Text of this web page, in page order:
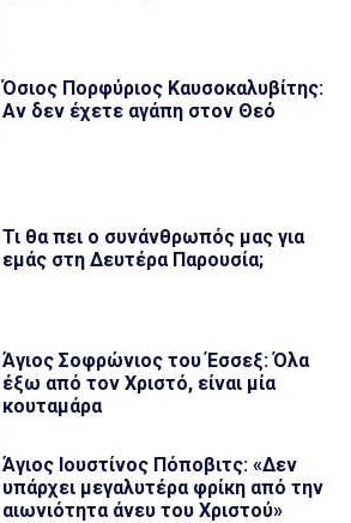
Όσιος Πορφύριος Καυσοκαλυβίτης:
Αν δεν έχετε αγάπη στον Θεό
Τι θα πει ο συνάνθρωπός μας για
εμάς στη Δευτέρα Παρουσία;
Άγιος Σοφρώνιος του Έσσεξ: Όλα
έξω από τον Χριστό, είναι μία
κουταμάρα
Άγιος Ιουστίνος Πόποβιτς: «Δεν
υπάρχει μεγαλυτέρα φρίκη από την
αιωνιότητα άνευ του Χριστού»